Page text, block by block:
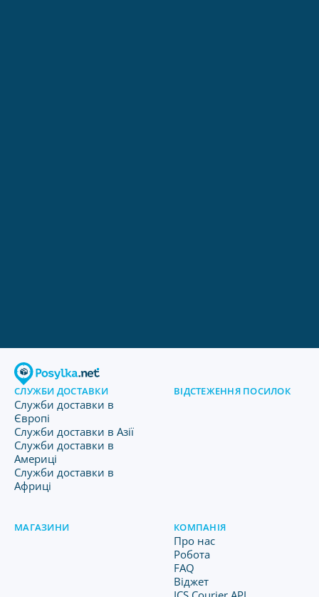
СЛУЖБИ ДОСТАВКИ
Служби доставки в
Європі
Служби доставки в Азії
Служби доставки в
Америці
Служби доставки в
Африці
ВІДСТЕЖЕННЯ ПОСИЛОК
МАГАЗИНИ КОМПАНІЯ
Про нас
Робота
FAQ
Віджет